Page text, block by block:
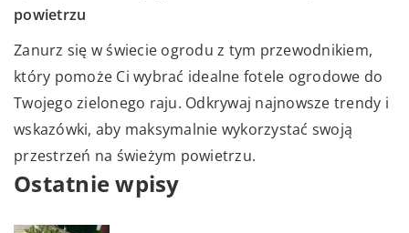
powietrzu
Zanurz się w świecie ogrodu z tym przewodnikiem,
który pomoże Ci wybrać idealne fotele ogrodowe do
Twojego zielonego raju. Odkrywaj najnowsze trendy i
wskazówki, aby maksymalnie wykorzystać swoją
przestrzeń na świeżym powietrzu.
Ostatnie wpisy